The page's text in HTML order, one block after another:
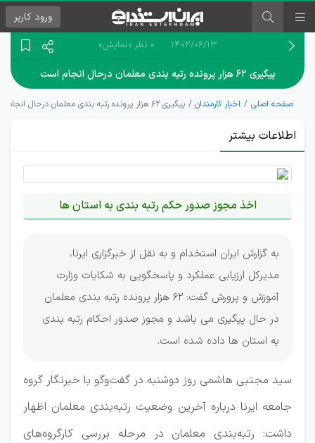
ورود کاربر
۱۴۰۲/۰۶/۱۳ 0 نظر «نمایش»
پیگیری ۶۲ هزار پرونده رتبه‌ بندی معلمان درحال انجام است
صفحه اصلی اخبار کارمندان پیگیری ۶۲ هزار پرونده رتبه‌ بندی معلمان درحال انجام است
اطلاعات بیشتر
اخذ مجوز صدور حکم رتبه بندی به استان ها
به گزارش ایران استخدام و به نقل از خبرگزاری ایرنا،
مدیرکل ارزیابی عملکرد و پاسخگویی به شکایات وزارت
آموزش و پرورش گفت: 62 هزار پرونده رتبه‌ بندی معلمان
در حال پیگیری می باشد و مجوز صدور احکام رتبه بندی
به استان ها داده شده است.
سید مجتبی هاشمی روز دوشنبه در گفت‌وگو با خبرنگار گروه
جامعه ایرنا درباره آخرین وضعیت رتبه‌بندی معلمان اظهار
داشت: رتبه‌بندی معلمان در مرحله بررسی کارگروه‌های